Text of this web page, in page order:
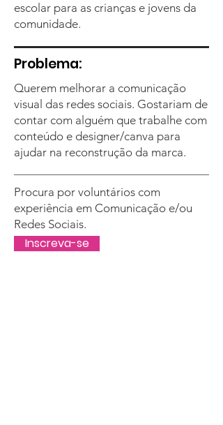
escolar para as crianças e jovens da
comunidade.
Problema:
Querem melhorar a comunicação
visual das redes sociais. Gostariam de
contar com alguém que trabalhe com
conteúdo e designer/canva para
ajudar na reconstrução da marca.
Procura por voluntários com
experiência em Comunicação e/ou
Redes Sociais.
Inscreva-se